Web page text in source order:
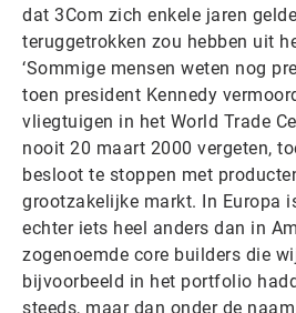
dat 3Com zich enkele jaren
teruggetrokken zou hebben uit
‘Sommige mensen weten nog
toen president Kennedy
vliegtuigen in het World Trade
nooit 20 maart 2000 vergeten,
besloot te stoppen met
grootzakelijke markt. In Europa
echter iets heel anders dan in
zogenoemde core builders die
bijvoorbeeld in het portfolio
steeds, maar dan onder de